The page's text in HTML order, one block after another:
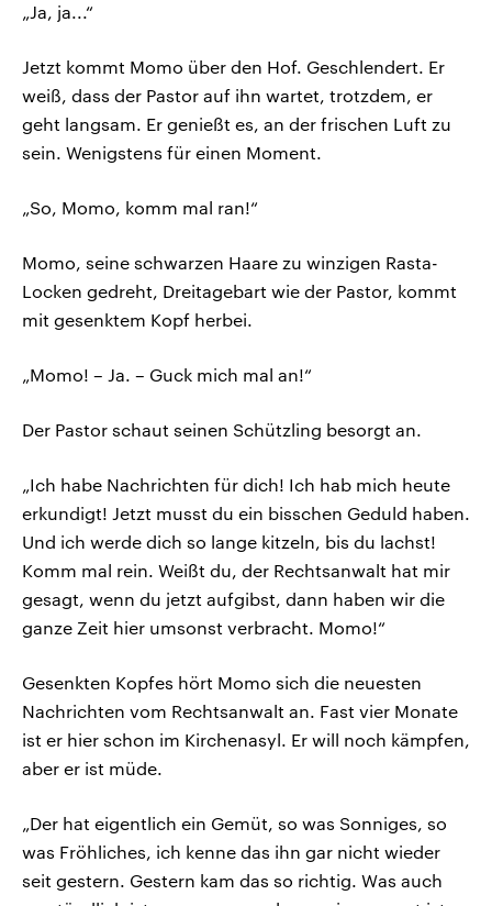
„Ja, ja...“
Jetzt kommt Momo über den Hof. Geschlendert. Er
weiß, dass der Pastor auf ihn wartet, trotzdem, er
geht langsam. Er genießt es, an der frischen Luft zu
sein. Wenigstens für einen Moment.
„So, Momo, komm mal ran!“
Momo, seine schwarzen Haare zu winzigen Rasta-
Locken gedreht, Dreitagebart wie der Pastor, kommt
mit gesenktem Kopf herbei.
„Momo! – Ja. – Guck mich mal an!“
Der Pastor schaut seinen Schützling besorgt an.
„Ich habe Nachrichten für dich! Ich hab mich heute
erkundigt! Jetzt musst du ein bisschen Geduld haben.
Und ich werde dich so lange kitzeln, bis du lachst!
Komm mal rein. Weißt du, der Rechtsanwalt hat mir
gesagt, wenn du jetzt aufgibst, dann haben wir die
ganze Zeit hier umsonst verbracht. Momo!“
Gesenkten Kopfes hört Momo sich die neuesten
Nachrichten vom Rechtsanwalt an. Fast vier Monate
ist er hier schon im Kirchenasyl. Er will noch kämpfen,
aber er ist müde.
„Der hat eigentlich ein Gemüt, so was Sonniges, so
was Fröhliches, ich kenne das ihn gar nicht wieder
seit gestern. Gestern kam das so richtig. Was auch